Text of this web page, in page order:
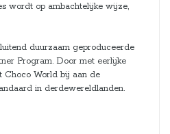
wordt op ambachtelijke wijze,
duurzaam geproduceerde
Program. Door met eerlijke
Choco World bij aan de
in derdewereldlanden.